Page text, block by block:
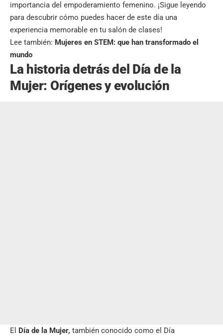
importancia del empoderamiento femenino. ¡Sigue leyendo
para descubrir cómo puedes hacer de este día una
experiencia memorable en tu salón de clases!
Lee también: Mujeres en STEM: que han transformado el
mundo
La historia detrás del Día de la
Mujer: Orígenes y evolución
El Día de la Mujer, también conocido como el Día